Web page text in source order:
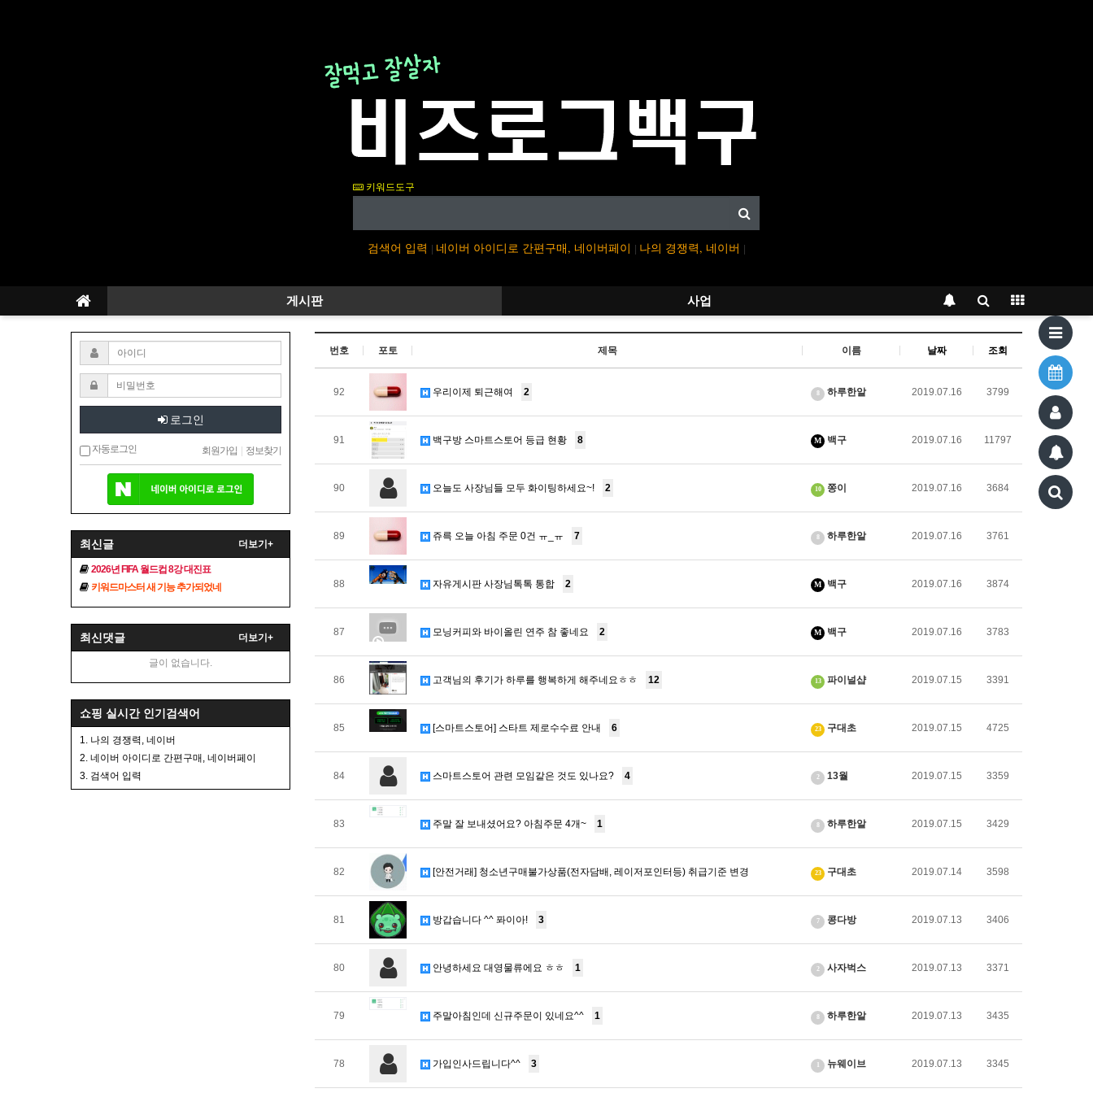
키워드도구
검색어 입력 | 네이버 아이디로 간편구매, 네이버페이 | 나의 경쟁력, 네이버 |
게시판 사업
번호 포토 제목 이름 날짜 조회
92 우리이제 퇴근해여 2 하루한알 2019.07.16 3799
91 백구방 스마트스토어 등급 현황 8 M 백구 2019.07.16 11797
90 오늘도 사장님들 모두 화이팅하세요~! 2 10 쫑이 2019.07.16 3684
89 쥬륵 오늘 아침 주문 0건 ㅠ_ㅠ 7 하루한알 2019.07.16 3761
88 자유게시판 사장님톡톡 통합 2 M 백구 2019.07.16 3874
87 모닝커피와 바이올린 연주 참 좋네요 2 M 백구 2019.07.16 3783
86 고객님의 후기가 하루를 행복하게 해주네요ㅎㅎ 12 13 파이널샵 2019.07.15 3391
85 [스마트스토어] 스타트 제로수수료 안내 6 23 구대초 2019.07.15 4725
84 스마트스토어 관련 모임같은 것도 있나요? 4 2 13월 2019.07.15 3359
83 주말 잘 보내셨어요? 아침주문 4개~ 1 하루한알 2019.07.15 3429
82 [안전거래] 청소년구매불가상품(전자담배, 레이저포인터등) 취급기준 변경 23 구대초 2019.07.14 3598
81 방갑습니다 ^^ 퐈이아! 3 7 콩다방 2019.07.13 3406
80 안녕하세요 대영물류에요 ㅎㅎ 1 2 사자벅스 2019.07.13 3371
79 주말아침인데 신규주문이 있네요^^ 1 하루한알 2019.07.13 3435
78 가입인사드립니다^^ 3 뉴웨이브 2019.07.13 3345
로그인
자동로그인 회원가입 정보찾기
최신글 더보기+
2026년 FIFA 월드컵 8강 대진표
키워드마스터 새 기능 추가되었네
최신댓글 더보기+
글이 없습니다.
쇼핑 실시간 인기검색어
1. 나의 경쟁력, 네이버
2. 네이버 아이디로 간편구매, 네이버페이
3. 검색어 입력